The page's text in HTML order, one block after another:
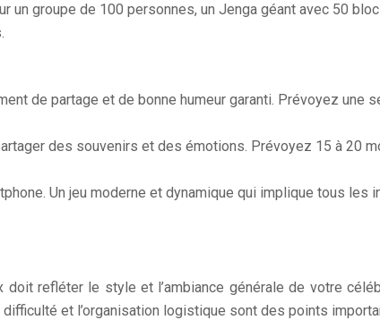
groupe de 100 personnes, un Jenga géant avec 50
de partage et de bonne humeur garanti. Prévoyez une
des souvenirs et des émotions. Prévoyez 15 à 20
Un jeu moderne et dynamique qui implique tous les
refléter le style et l’ambiance générale de votre
et l’organisation logistique sont des points